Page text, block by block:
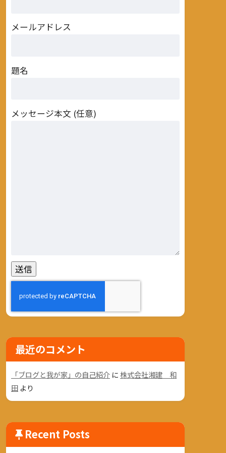
メールアドレス
題名
メッセージ本文 (任意)
最近のコメント
「ブログと我が家」の自己紹介 に株式会社湘建 和
田 より
Recent Posts